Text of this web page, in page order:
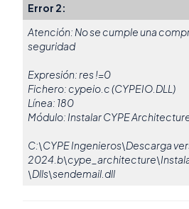
Error 2:
Atención: No se cumple una
seguridad
Expresión: res !=0
Fichero: cypeio.c (CYPEIO.DLL)
Línea: 180
Módulo: Instalar CYPE
C:\CYPE Ingenieros\Descarga
\Dlls\sendemail.dll